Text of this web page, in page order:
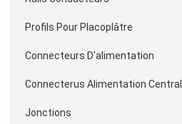
Profils Pour Placoplâtre
Connecteurs D'alimentation
Connecterus Alimentation Central
Jonctions